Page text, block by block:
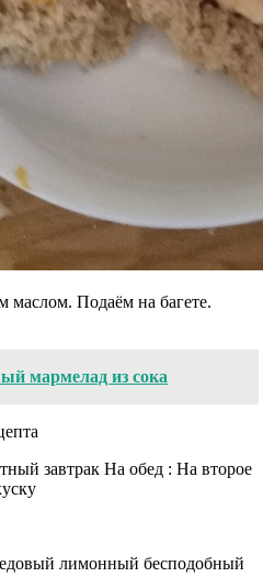
маслом. Подаём на багете.
мармелад из сока
завтрак На обед : На второе
лимонный бесподобный